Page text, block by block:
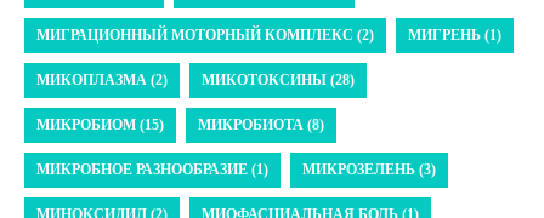
МИГРАЦИОННЫЙ МОТОРНЫЙ КОМПЛЕКС (2) МИГРЕНЬ (1)
МИКОПЛАЗМА (2) МИКОТОКСИНЫ (28)
МИКРОБИОМ (15) МИКРОБИОТА (8)
МИКРОБНОЕ РАЗНООБРАЗИЕ (1) МИКРОЗЕЛЕНЬ (3)
МИНОКСИДИЛ (2) МИОФАСЦИАЛЬНАЯ БОЛЬ (1)